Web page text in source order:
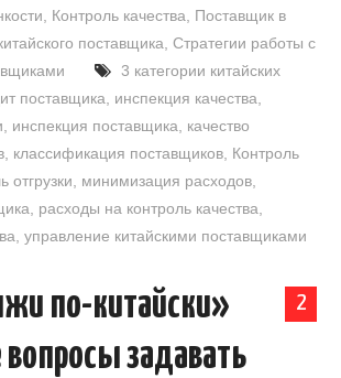
Контроль качества
Поставщик в
поставщика ,Стратегии работы с
3 категории китайских
поставщика инспекция качества
инспекция поставщика
качество
классификация поставщиков Контроль
отгрузки минимизация расходов
расходы на контроль качества
,управление китайскими поставщиками
2
по-китайски»
вопросы задавать